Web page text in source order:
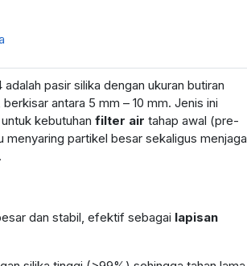
adalah pasir silika dengan ukuran butiran
antara 5 mm – 10 mm. Jenis ini
kebutuhan filter air tahap awal (pre-
menyaring partikel besar sekaligus menjaga
dan stabil, efektif sebagai lapisan